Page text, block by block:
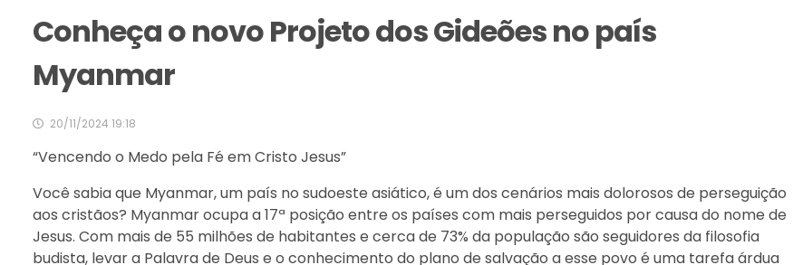
Conheça o novo Projeto dos Gideões no país
Myanmar
20/11/2024 19:18
“Vencendo o Medo pela Fé em Cristo Jesus”
Você sabia que Myanmar, um país no sudoeste asiático, é um dos cenários mais dolorosos de perseguição
aos cristãos? Myanmar ocupa a 17ª posição entre os países com mais perseguidos por causa do nome de
Jesus. Com mais de 55 milhões de habitantes e cerca de 73% da população são seguidores da filosofia
budista, levar a Palavra de Deus e o conhecimento do plano de salvação a esse povo é uma tarefa árdua